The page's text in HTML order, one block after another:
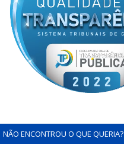
NÃO ENCONTROU O QUE QUERIA?